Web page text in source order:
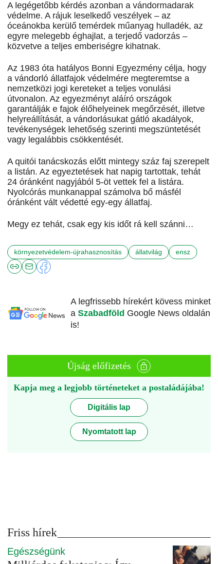
A legégetőbb kérdés azonban a vándormadarak
védelme. A rájuk leselkedő veszélyek – az
óceánokba kerülő temérdek műanyag hulladék, az
egyre melegebb éghajlat, a terjedő vadorzás –
közvetve a teljes emberiségre kihatnak.
Az 1983 óta hatályos Bonni Egyezmény célja, hogy
a vándorló állatfajok védelmére megteremtse a
nemzetközi jogi kereteket a teljes vonulási
útvonalon. Az egyezményt aláíró országok
garantálják e fajok élőhelyeinek megőrzését, illetve
helyreállítását, a vándorlásukat gátló akadályok,
tevékenységek lehetőség szerinti megszüntetését
vagy legalábbis csökkentését.
A quitói tanácskozás előtt mintegy száz faj szerepelt
a listán. Az egyeztetések hat napig tartottak, tehát
24 óránként nagyjából 5-öt vettek fel a listára.
Nyolcórás munkanappal számolva bő másfél
óránként vált védetté egy-egy állatfaj.
Megy ez tehát, csak egy kis időt rá kell szánni…
környezetvédelem-újrahasznosítás állatvilág ensz
A legfrissebb hírekért kövess minket
a Szabadföld Google News oldalán
is!
Újság előfizetés
Kapja meg a legjobb történeteket a postaládájába!
Digitális lap
Nyomtatott lap
Friss hírek
Egészségünk